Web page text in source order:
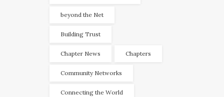
beyond the Net
Building Trust
Chapter News Chapters
Community Networks
Connecting the World